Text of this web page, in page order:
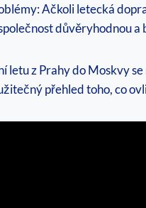
Ačkoli letecká
důvěryhodnou a
letu z Prahy do Moskvy
přehled toho, co